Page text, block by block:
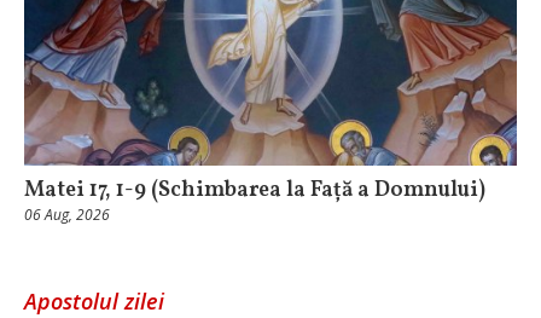
Matei 17, 1-9 (Schimbarea la Față a Domnului)
06 Aug, 2026
Apostolul zilei